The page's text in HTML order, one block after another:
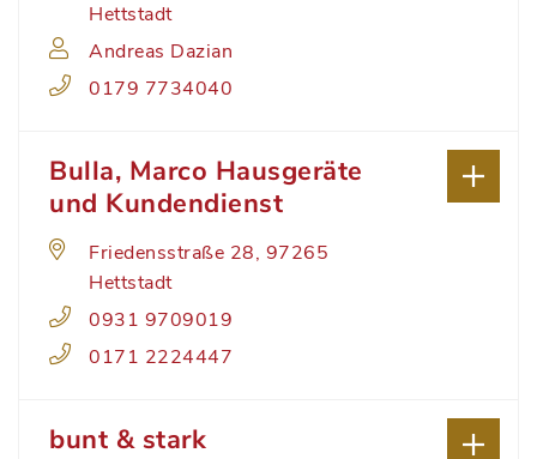
Hettstadt
Andreas Dazian
0179 7734040
Bulla, Marco Hausgeräte
und Kundendienst
Friedensstraße 28, 97265
Hettstadt
0931 9709019
0171 2224447
bunt & stark